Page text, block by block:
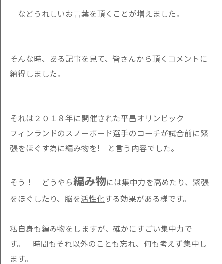
などうれしいお言葉を頂くことが増えました。
そんな時、ある記事を見て、皆さんから頂くコメントに
納得しました。
それは ２０１８年に開催された平昌オリンピック
フィンランドのスノーボード選手のコーチが試合前に緊
張をほぐす為に編み物を! と言う内容でした。
そう！ どうやら編み物には集中力を高めたり、 緊張
をほぐしたり、脳を活性化する効果がある様です。
私自身も編み物をしますが、確かにすごい集中力で
す。 時間もそれ以外のことも忘れ、何も考えず集中し
ます。